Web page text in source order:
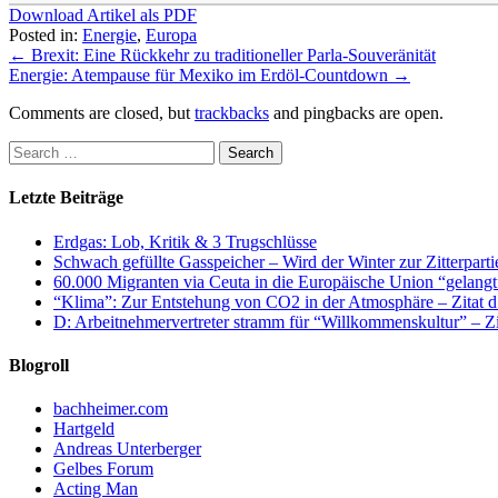
Download Artikel als PDF
Posted in: Energie, Europa
← Brexit: Eine Rückkehr zu traditioneller Parla-Souveränität
Energie: Atempause für Mexiko im Erdöl-Countdown →
Comments are closed, but trackbacks and pingbacks are open.
Letzte Beiträge
Erdgas: Lob, Kritik & 3 Trugschlüsse
Schwach gefüllte Gasspeicher – Wird der Winter zur
60.000 Migranten via Ceuta in die Europäische Union
“Klima”: Zur Entstehung von CO2 in der Atmosphäre – Zitat
D: Arbeitnehmervertreter stramm für “Willkommenskultur” –
Blogroll
bachheimer.com
Hartgeld
Andreas Unterberger
Gelbes Forum
Acting Man